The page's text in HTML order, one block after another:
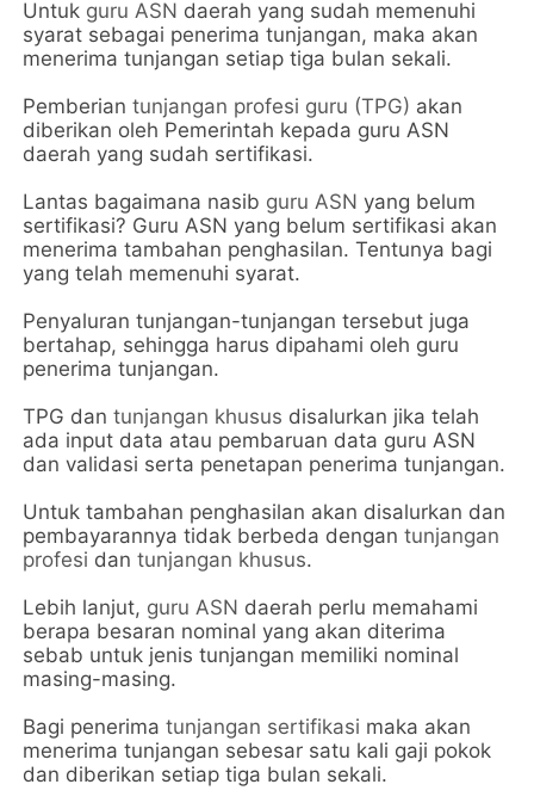
Untuk guru ASN daerah yang sudah memenuhi
syarat sebagai penerima tunjangan, maka akan
menerima tunjangan setiap tiga bulan sekali.
Pemberiantunjangan profesi guru (TPG) akan
diberikan oleh Pemerintah kepada guru ASN
daerah yang sudah sertifikasi.
Lantas bagaimana nasib guru ASN yang belum
sertifikasi? Guru ASN yang belum sertifikasi akan
menerima tambahan penghasilan. Tentunya bagi
yang telah memenuhi syarat.
Penyaluran tunjangan-tunjangan tersebut juga
bertahap, sehingga harus dipahami oleh guru
penerima tunjangan.
TPG dantunjangan khusus disalurkan jika telah
ada input data atau pembaruan data guru ASN
dan validasi serta penetapan penerima tunjangan.
Untuk tambahan penghasilan akan disalurkan dan
pembayarannya tidak berbeda dengantunjangan
profesi dantunjangan khusus.
Lebih lanjut, guru ASN daerah perlu memahami
berapa besaran nominal yang akan diterima
sebab untuk jenis tunjangan memiliki nominal
masing-masing.
Bagi penerima tunjangan sertifikasi maka akan
menerima tunjangan sebesar satu kali gaji pokok
dan diberikan setiap tiga bulan sekali.